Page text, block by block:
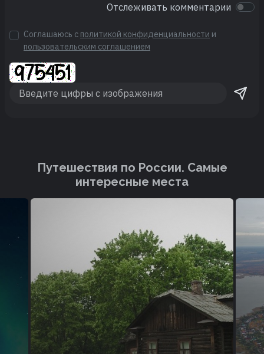
Отслеживать комментарии
Соглашаюсь с политикой конфиденциальности и
пользовательским соглашением
Путешествия по России. Cамые
интересные места